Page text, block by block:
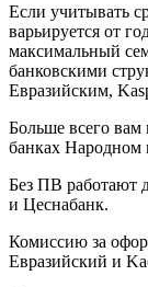
Если учитывать
варьируется от
максимальный
банковскими
Евразийским,
Больше всего вам
банках Народном
Без ПВ работают
и Цеснабанк.
Комиссию за
Евразийский и